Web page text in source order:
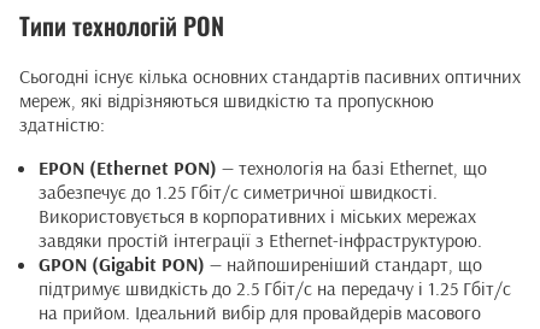
Типи технологій PON
Сьогодні існує кілька основних стандартів пасивних оптичних
мереж, які відрізняються швидкістю та пропускною
здатністю:
EPON (Ethernet PON) — технологія на базі Ethernet, що
забезпечує до 1.25 Гбіт/с симетричної швидкості.
Використовується в корпоративних і міських мережах
завдяки простій інтеграції з Ethernet-інфраструктурою.
GPON (Gigabit PON) — найпоширеніший стандарт, що
підтримує швидкість до 2.5 Гбіт/с на передачу і 1.25 Гбіт/с
на прийом. Ідеальний вибір для провайдерів масового